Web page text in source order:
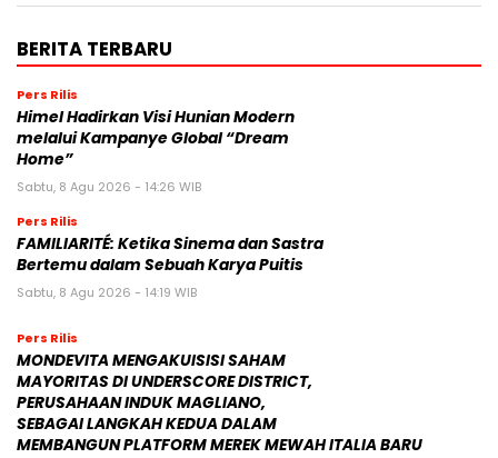
BERITA TERBARU
Pers Rilis
Himel Hadirkan Visi Hunian Modern
melalui Kampanye Global “Dream
Home”
Sabtu, 8 Agu 2026 - 14:26 WIB
Pers Rilis
FAMILIARITÉ: Ketika Sinema dan Sastra
Bertemu dalam Sebuah Karya Puitis
Sabtu, 8 Agu 2026 - 14:19 WIB
Pers Rilis
MONDEVITA MENGAKUISISI SAHAM
MAYORITAS DI UNDERSCORE DISTRICT,
PERUSAHAAN INDUK MAGLIANO,
SEBAGAI LANGKAH KEDUA DALAM
MEMBANGUN PLATFORM MEREK MEWAH ITALIA BARU